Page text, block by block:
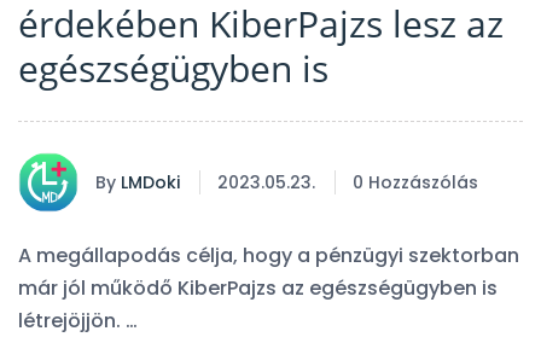
érdekében KiberPajzs lesz az
egészségügyben is
By LMDoki 2023.05.23. 0 Hozzászólás
A megállapodás célja, hogy a pénzügyi szektorban
már jól működő KiberPajzs az egészségügyben is
létrejöjjön. …